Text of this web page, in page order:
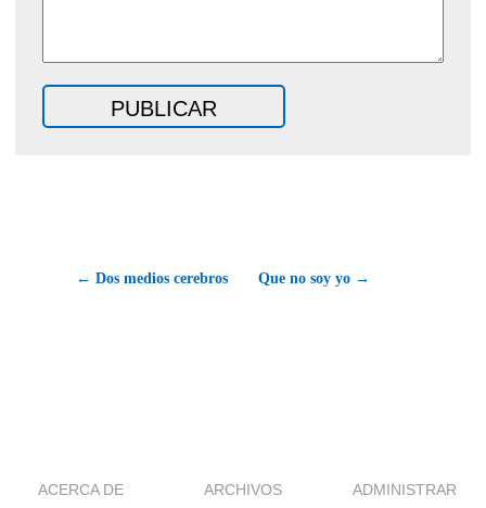
← Dos medios cerebros Que no soy yo →
ACERCA DE ARCHIVOS ADMINISTRAR